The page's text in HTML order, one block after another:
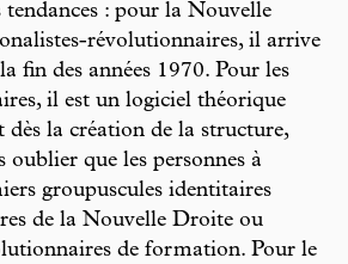
tendances : pour la Nouvelle
révolutionnaires, il arrive
fin des années 1970. Pour les
il est un logiciel théorique
dès la création de la structure,
oublier que les personnes à
groupuscules identitaires
de la Nouvelle Droite ou
de formation. Pour le